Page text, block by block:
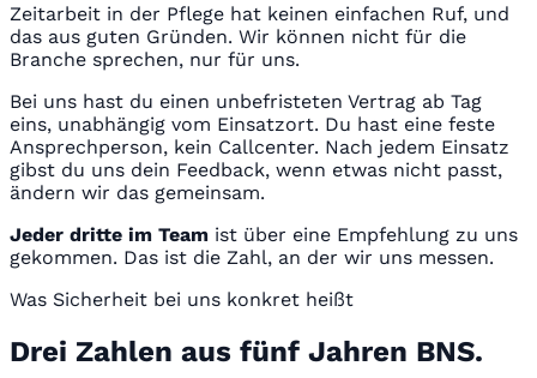
Zeitarbeit in der Pflege hat keinen einfachen Ruf, und
das aus guten Gründen. Wir können nicht für die
Branche sprechen, nur für uns.
Bei uns hast du einen unbefristeten Vertrag ab Tag
eins, unabhängig vom Einsatzort. Du hast eine feste
Ansprechperson, kein Callcenter. Nach jedem Einsatz
gibst du uns dein Feedback, wenn etwas nicht passt,
ändern wir das gemeinsam.
Jeder dritte im Team ist über eine Empfehlung zu uns
gekommen. Das ist die Zahl, an der wir uns messen.
Was Sicherheit bei uns konkret heißt
Drei Zahlen aus fünf Jahren BNS.